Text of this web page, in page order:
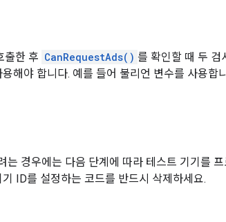
출한 후 CanRequestAds() 를 확인할 때 두 검
해야 합니다. 예를 들어 불리언 변수를 사용합
는 경우에는 다음 단계에 따라 테스트 기기를
ID를 설정하는 코드를 반드시 삭제하세요.